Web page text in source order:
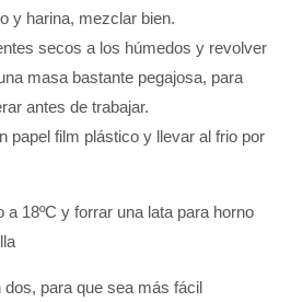
y harina, mezclar bien.
secos a los húmedos y revolver
masa bastante pegajosa, para
antes de trabajar.
papel film plástico y llevar al frio por
a 18ºC y forrar una lata para horno
dos, para que sea más fácil